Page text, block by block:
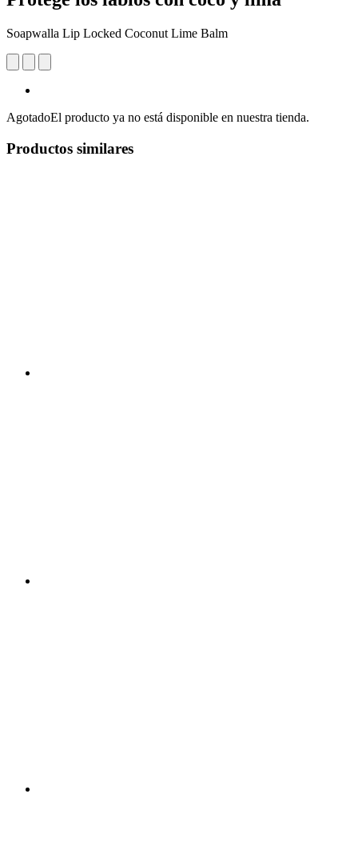
Soapwalla Lip Locked Coconut Lime Balm
AgotadoEl producto ya no está disponible en nuestra tienda.
Productos similares